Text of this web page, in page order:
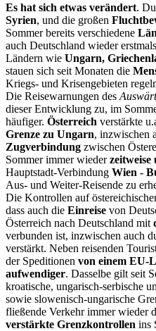
Es hat sich etwas verändert.
Syrien, und die großen
Sommer bereits verschiedene
auch Deutschland wieder
Ländern wie Ungarn,
stauen sich seit Monaten die
Kriegs- und Krisengebieten
Die Reisewarnungen des
dieser Entwicklung zu, im
häufiger. Österreich verstärkte
Grenze zu Ungarn, inzwischen
Zugverbindung zwischen
Sommer immer wiederzeitweise
Hauptstadt-Verbindung Wien -
Aus- und Weiter-Reisende zu
Die Kontrollen auf
dass auch die Einreise von
Österreich nach Deutschland mit
verbunden ist, inzwischen auch
verstärkt. Neben reisenden
der Speditionen von einem EU-
aufwendiger. Dasselbe gilt seit
kroatische, ungarisch-serbische
sowie slowenisch-ungarische
fließende Verkehr immer wieder
verstärkte Grenzkontrollen ins